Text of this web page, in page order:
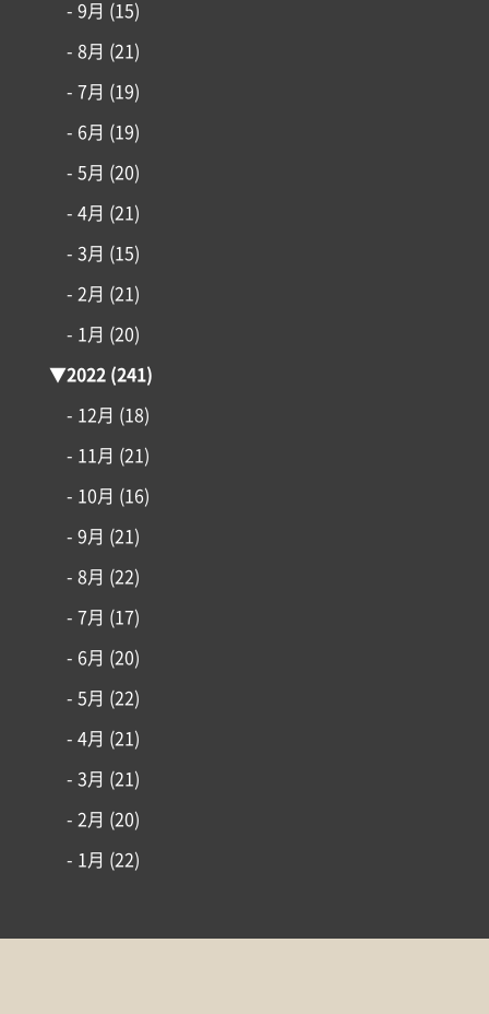
- 9月 (15)
- 8月 (21)
- 7月 (19)
- 6月 (19)
- 5月 (20)
- 4月 (21)
- 3月 (15)
- 2月 (21)
- 1月 (20)
▼2022 (241)
- 12月 (18)
- 11月 (21)
- 10月 (16)
- 9月 (21)
- 8月 (22)
- 7月 (17)
- 6月 (20)
- 5月 (22)
- 4月 (21)
- 3月 (21)
- 2月 (20)
- 1月 (22)